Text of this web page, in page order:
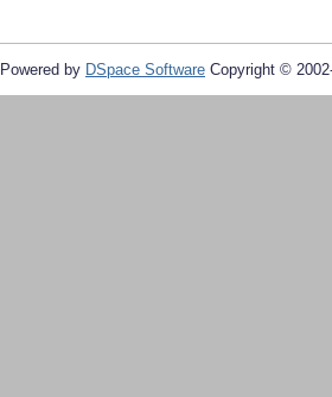
Powered by DSpace Software Copyright ©